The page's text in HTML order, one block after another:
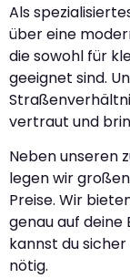
Als
über eine
die sowohl für
geeignet sind.
vertraut und
Neben unseren
legen wir
Preise. Wir
genau auf deine
kannst du
nötig.